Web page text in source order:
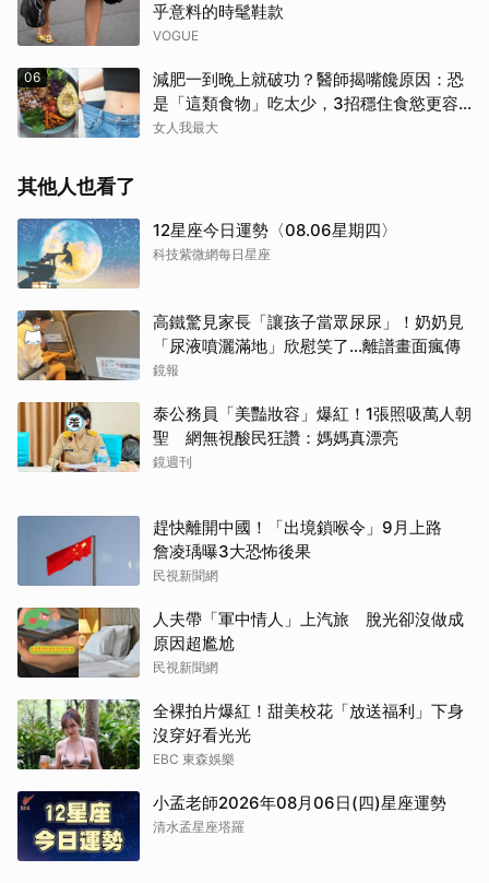
乎意料的時髦鞋款
VOGUE
06
減肥一到晚上就破功？醫師揭嘴饞原因：恐
是「這類食物」吃太少，3招穩住食慾更容
易瘦！
女人我最大
其他人也看了
12星座今日運勢〈08.06星期四〉
科技紫微網每日星座
高鐵驚見家長「讓孩子當眾尿尿」！奶奶見
「尿液噴灑滿地」欣慰笑了…離譜畫面瘋傳
鏡報
泰公務員「美豔妝容」爆紅！1張照吸萬人朝
聖 網無視酸民狂讚：媽媽真漂亮
鏡週刊
趕快離開中國！「出境鎖喉令」9月上路
詹凌瑀曝3大恐怖後果
民視新聞網
人夫帶「軍中情人」上汽旅 脫光卻沒做成
原因超尷尬
民視新聞網
全裸拍片爆紅！甜美校花「放送福利」下身
沒穿好看光光
EBC 東森娛樂
小孟老師2026年08月06日(四)星座運勢
清水孟星座塔羅